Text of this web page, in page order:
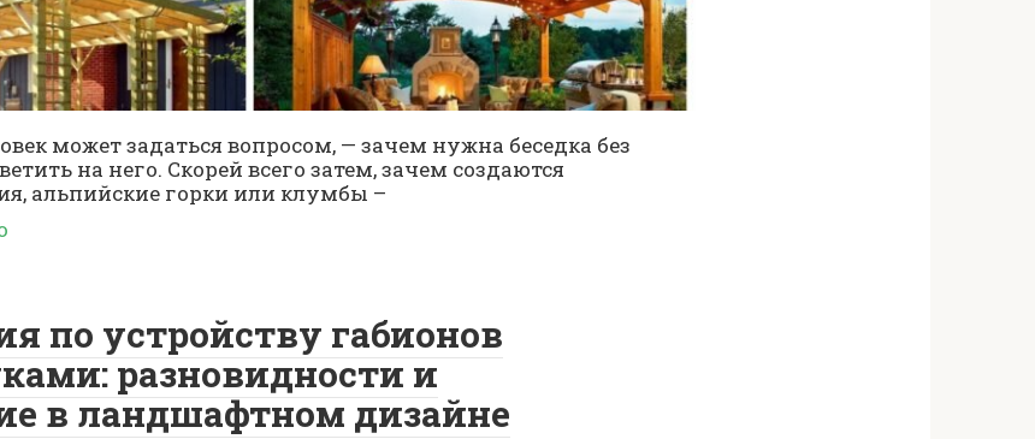
может задаться вопросом, — зачем нужна беседка без
на него. Скорей всего затем, зачем создаются
альпийские горки или клумбы –
по устройству габионов
разновидности и
в ландшафтном дизайне